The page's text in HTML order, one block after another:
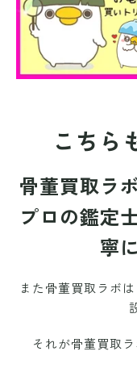
こちら
骨董買取ラ
プロの鑑定
寧
また骨董買取ラボ
それが骨董買取